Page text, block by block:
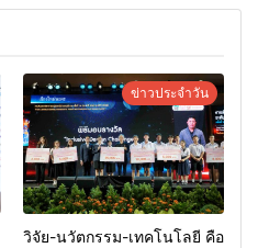
ข่าวประจำวัน
วิจัย-นวัตกรรม-เทคโนโลยี คือ